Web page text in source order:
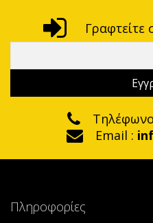
Email :
Πληροφορίες